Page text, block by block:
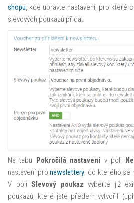
shopu, kde upravte nastavení, pro které
slevových poukazů přidat.
Na tabu Pokročilá nastavenív poli
nastavení pronewslettery, do kterého se
V poli Slevový poukaz vyberte již
poukazů, které jste předem vytvořili